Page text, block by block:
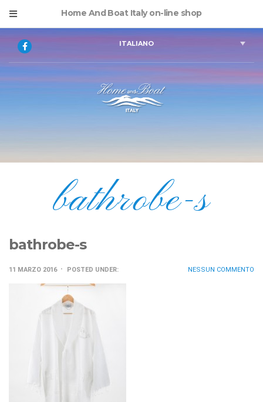
Home And Boat Italy on-line shop
ITALIANO
bathrobe-s
bathrobe-s
11 MARZO 2016 POSTED UNDER: NESSUN COMMENTO